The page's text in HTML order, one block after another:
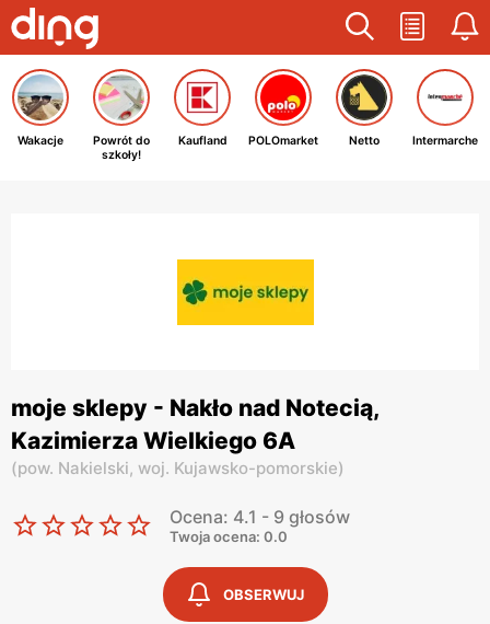
Wakacje
Powrót do
szkoły!
Kaufland POLOmarket Netto Intermarche
moje sklepy - Nakło nad Notecią,
Kazimierza Wielkiego 6A
(pow. Nakielski, woj. Kujawsko-pomorskie)
Ocena: 4.1 - 9 głosów
Twoja ocena: 0.0
OBSERWUJ